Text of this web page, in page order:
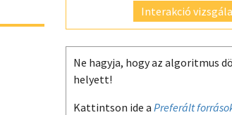
Interakció
Ne hagyja, hogy az algoritmus
helyett!
Kattintson ide a Preferált